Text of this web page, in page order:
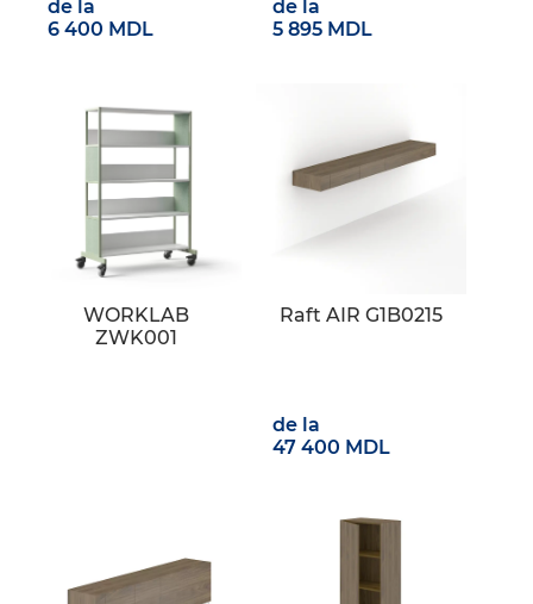
de la
6 400 MDL
de la
5 895 MDL
WORKLAB
ZWK001
Raft AIR G1B0215
de la
47 400 MDL